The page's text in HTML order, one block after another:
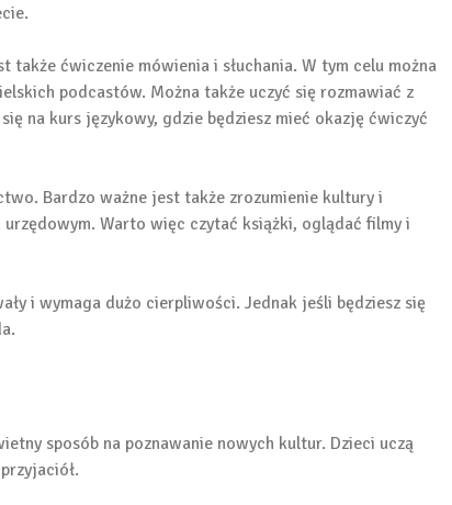
ćwiczenie mówienia i słuchania. W tym celu można
podcastów. Można także uczyć się rozmawiać z
na kurs językowy, gdzie będziesz mieć okazję ćwiczyć
Bardzo ważne jest także zrozumienie kultury i
Warto więc czytać książki, oglądać filmy i
i wymaga dużo cierpliwości. Jednak jeśli będziesz się
sposób na poznawanie nowych kultur. Dzieci uczą